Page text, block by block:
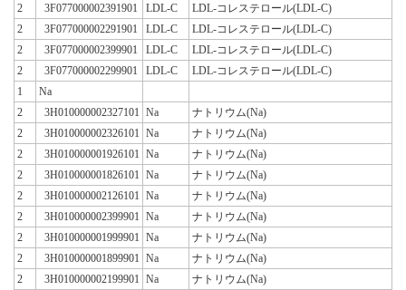
2
3F077000002391901 LDL-C
LDL-コレステロール(LDL-C)
2
3F077000002291901 LDL-C
LDL-コレステロール(LDL-C)
2
3F077000002399901 LDL-C
LDL-コレステロール(LDL-C)
2
3F077000002299901 LDL-C
LDL-コレステロール(LDL-C)
1
Na
2
3H010000002327101 Na
ナトリウム(Na)
2
3H010000002326101 Na
ナトリウム(Na)
2
3H010000001926101 Na
ナトリウム(Na)
2
3H010000001826101 Na
ナトリウム(Na)
2
3H010000002126101 Na
ナトリウム(Na)
2
3H010000002399901 Na
ナトリウム(Na)
2
3H010000001999901 Na
ナトリウム(Na)
2
3H010000001899901 Na
ナトリウム(Na)
2
3H010000002199901 Na
ナトリウム(Na)